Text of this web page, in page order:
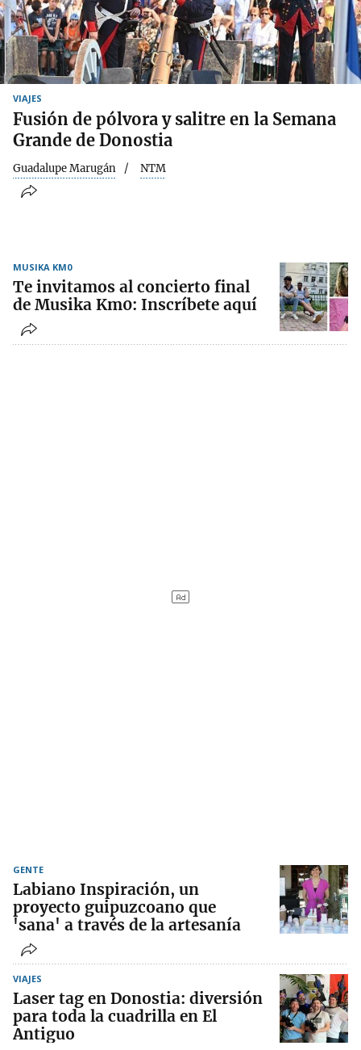
VIAJES
Fusión de pólvora y salitre en la Semana
Grande de Donostia
Guadalupe Marugán NTM
MUSIKA KM0
Te invitamos al concierto final
de Musika Km0: Inscríbete aquí
GENTE
Labiano Inspiración, un
proyecto guipuzcoano que
'sana' a través de la artesanía
VIAJES
Laser tag en Donostia: diversión
para toda la cuadrilla en El
Antiguo